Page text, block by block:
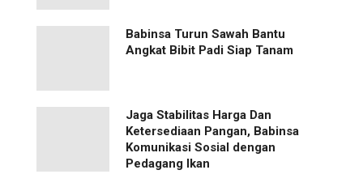
Babinsa Turun Sawah Bantu
Angkat Bibit Padi Siap Tanam
Jaga Stabilitas Harga Dan
Ketersediaan Pangan, Babinsa
Komunikasi Sosial dengan
Pedagang Ikan